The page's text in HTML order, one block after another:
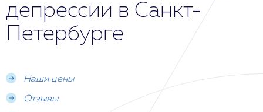
депрессии в Санкт-
Петербурге
Наши цены
Отзывы